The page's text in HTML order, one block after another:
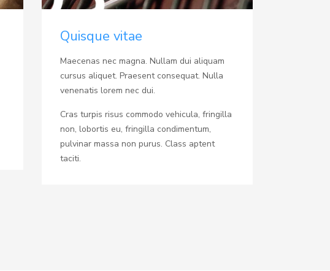
Quisque vitae
Maecenas nec magna. Nullam dui aliquam
cursus aliquet. Praesent consequat. Nulla
venenatis lorem nec dui.
Cras turpis risus commodo vehicula, fringilla
non, lobortis eu, fringilla condimentum,
pulvinar massa non purus. Class aptent
taciti.